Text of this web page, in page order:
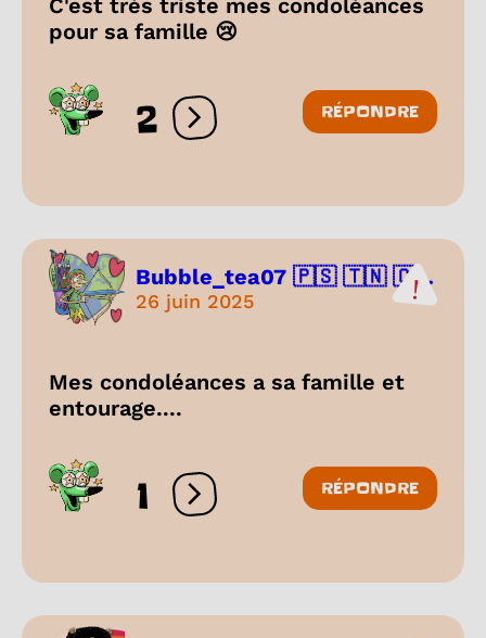
C'est très triste mes condoléances
pour sa famille 😢
2 Ouvrir les réactions
RÉPONDRE
Bubble_tea07 🇵🇸 🇹🇳 🇨...
26 juin 2025
Mes condoléances a sa famille et
entourage....
1 Ouvrir les réactions
RÉPONDRE